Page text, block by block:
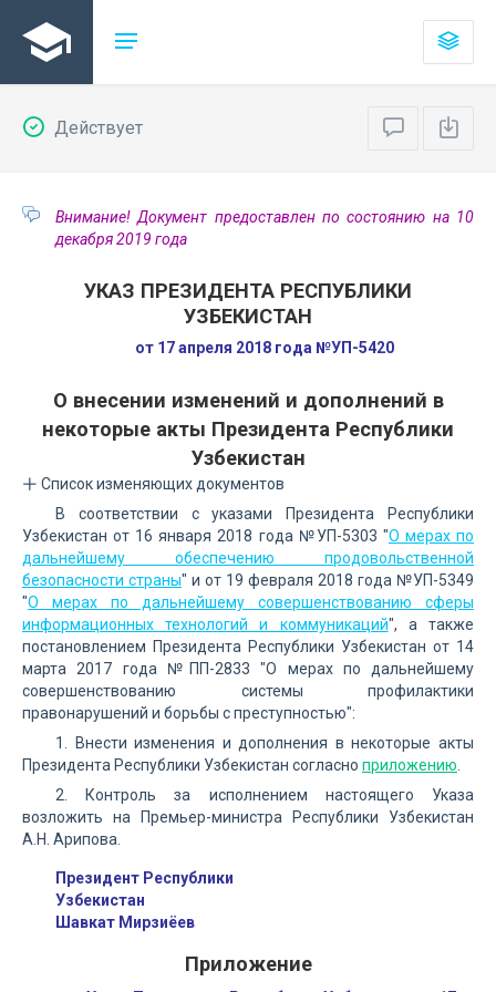
Действует
Внимание! Документ предоставлен по состоянию на 10
декабря 2019 года
УКАЗ ПРЕЗИДЕНТА РЕСПУБЛИКИ
УЗБЕКИСТАН
от 17 апреля 2018 года №УП-5420
О внесении изменений и дополнений в
некоторые акты Президента Республики
Узбекистан
Список изменяющих документов
В соответствии с указами Президента Республики
Узбекистан от 16 января 2018 года №УП-5303 "О мерах по
дальнейшему обеспечению продовольственной
безопасности страны" и от 19 февраля 2018 года №УП-5349
"О мерах по дальнейшему совершенствованию сферы
информационных технологий и коммуникаций", а также
постановлением Президента Республики Узбекистан от 14
марта 2017 года №ПП-2833 "О мерах по дальнейшему
совершенствованию системы профилактики
правонарушений и борьбы с преступностью":
1. Внести изменения и дополнения в некоторые акты
Президента Республики Узбекистан согласно приложению
2. Контроль за исполнением настоящего Указа
возложить на Премьер-министра Республики Узбекистан
А.Н. Арипова.
Президент Республики
Узбекистан
Шавкат Мирзиёев
Приложение